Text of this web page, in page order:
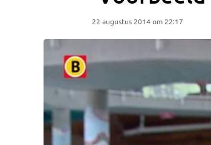
22 augustus 2014 om 22:17